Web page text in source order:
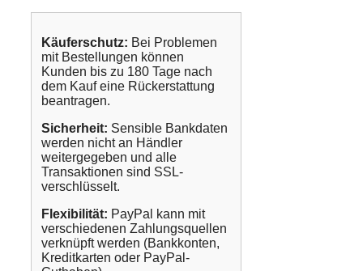
Käuferschutz: Bei Problemen
mit Bestellungen können
Kunden bis zu 180 Tage nach
dem Kauf eine Rückerstattung
beantragen.
Sicherheit: Sensible Bankdaten
werden nicht an Händler
weitergegeben und alle
Transaktionen sind SSL-
verschlüsselt.
Flexibilität: PayPal kann mit
verschiedenen Zahlungsquellen
verknüpft werden (Bankkonten,
Kreditkarten oder PayPal-